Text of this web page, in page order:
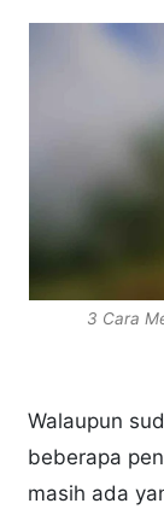
3 Cara
Walaupun
beberapa
masih ada